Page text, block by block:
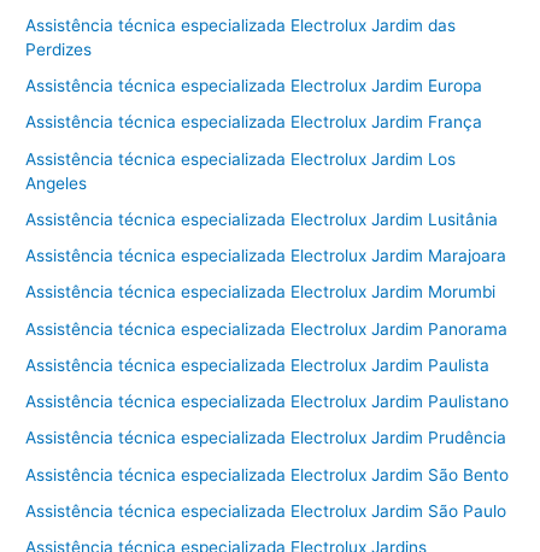
Assistência técnica especializada Electrolux Jardim das
Perdizes
Assistência técnica especializada Electrolux Jardim Europa
Assistência técnica especializada Electrolux Jardim França
Assistência técnica especializada Electrolux Jardim Los
Angeles
Assistência técnica especializada Electrolux Jardim Lusitânia
Assistência técnica especializada Electrolux Jardim Marajoara
Assistência técnica especializada Electrolux Jardim Morumbi
Assistência técnica especializada Electrolux Jardim Panorama
Assistência técnica especializada Electrolux Jardim Paulista
Assistência técnica especializada Electrolux Jardim Paulistano
Assistência técnica especializada Electrolux Jardim Prudência
Assistência técnica especializada Electrolux Jardim São Bento
Assistência técnica especializada Electrolux Jardim São Paulo
Assistência técnica especializada Electrolux Jardins